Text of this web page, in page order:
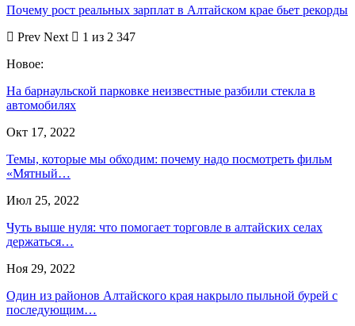
Почему рост реальных зарплат в Алтайском крае бьет рекорды
Prev Next
1 из 2 347
Новое:
На барнаульской парковке неизвестные разбили стекла в
автомобилях
Окт 17, 2022
Темы, которые мы обходим: почему надо посмотреть фильм
«Мятный…
Июл 25, 2022
Чуть выше нуля: что помогает торговле в алтайских селах
держаться…
Ноя 29, 2022
Один из районов Алтайского края накрыло пыльной бурей с
последующим…